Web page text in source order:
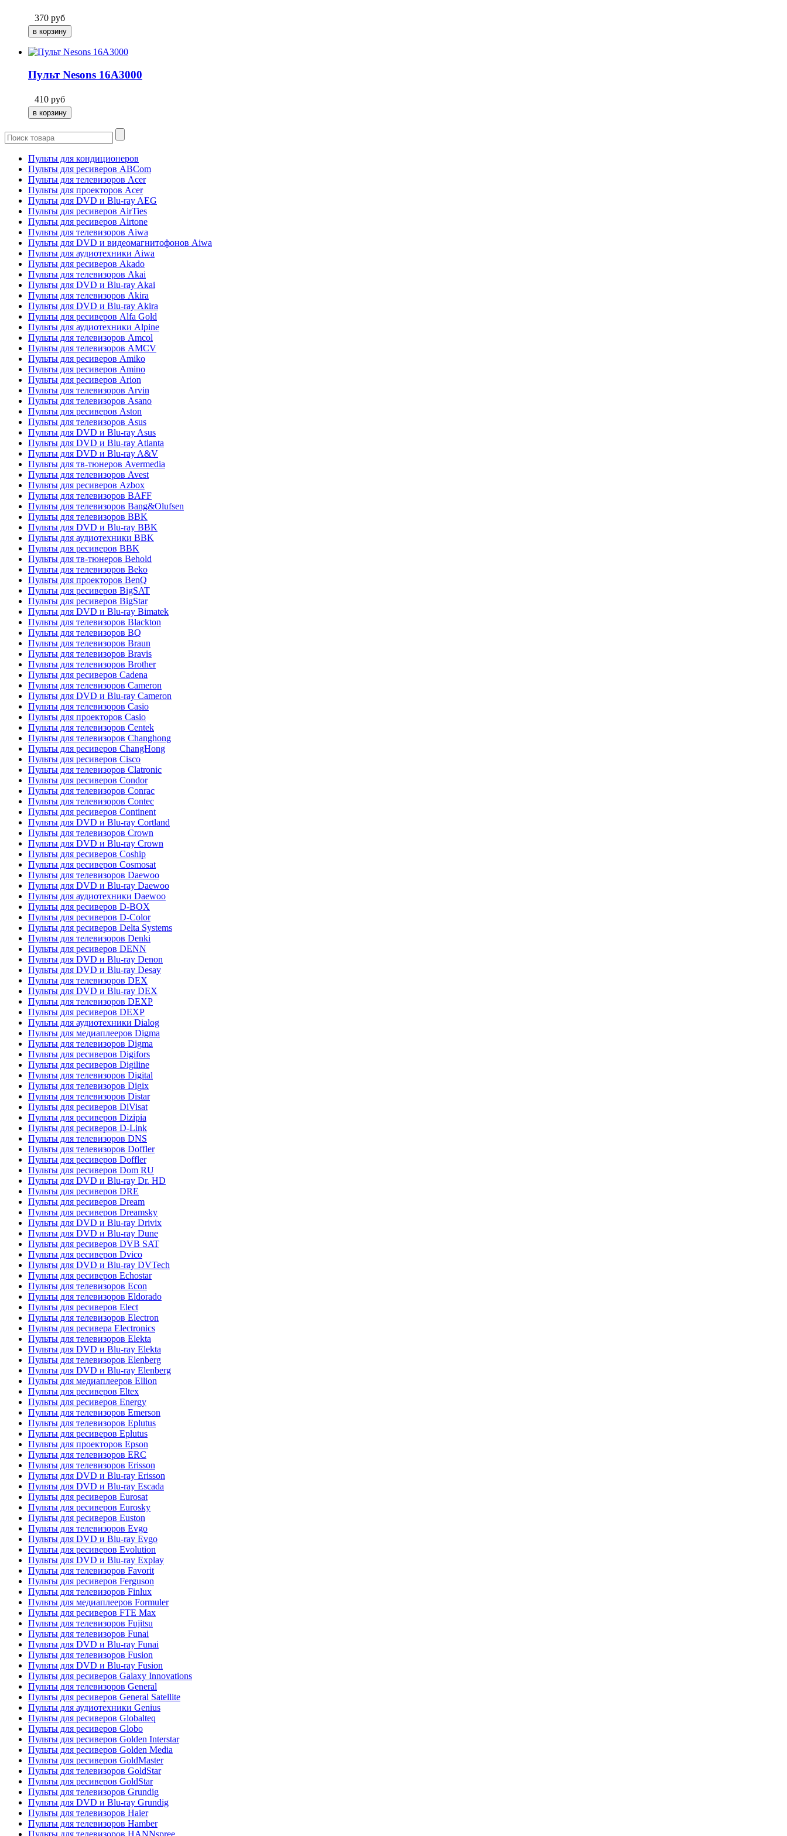
370 руб
Пульт Nesons 16A3000
410 руб
Пульты для кондиционеров
Пульты для ресиверов ABCom
Пульты для телевизоров Acer
Пульты для проекторов Acer
Пульты для DVD и Blu-ray AEG
Пульты для ресиверов AirTies
Пульты для ресиверов Airtone
Пульты для телевизоров Aiwa
Пульты для DVD и видеомагнитофонов Aiwa
Пульты для аудиотехники Aiwa
Пульты для ресиверов Akado
Пульты для телевизоров Akai
Пульты для DVD и Blu-ray Akai
Пульты для телевизоров Akira
Пульты для DVD и Blu-ray Akira
Пульты для ресиверов Alfa Gold
Пульты для аудиотехники Alpine
Пульты для телевизоров Amcol
Пульты для телевизоров AMCV
Пульты для ресиверов Amiko
Пульты для ресиверов Amino
Пульты для ресиверов Arion
Пульты для телевизоров Arvin
Пульты для телевизоров Asano
Пульты для ресиверов Aston
Пульты для телевизоров Asus
Пульты для DVD и Blu-ray Asus
Пульты для DVD и Blu-ray Atlanta
Пульты для DVD и Blu-ray A&V
Пульты для тв-тюнеров Avermedia
Пульты для телевизоров Avest
Пульты для ресиверов Azbox
Пульты для телевизоров BAFF
Пульты для телевизоров Bang&Olufsen
Пульты для телевизоров BBK
Пульты для DVD и Blu-ray BBK
Пульты для аудиотехники BBK
Пульты для ресиверов BBK
Пульты для тв-тюнеров Behold
Пульты для телевизоров Beko
Пульты для проекторов BenQ
Пульты для ресиверов BigSAT
Пульты для ресиверов BigStar
Пульты для DVD и Blu-ray Bimatek
Пульты для телевизоров Blackton
Пульты для телевизоров BQ
Пульты для телевизоров Braun
Пульты для телевизоров Bravis
Пульты для телевизоров Brother
Пульты для ресиверов Cadena
Пульты для телевизоров Cameron
Пульты для DVD и Blu-ray Cameron
Пульты для телевизоров Casio
Пульты для проекторов Casio
Пульты для телевизоров Centek
Пульты для телевизоров Changhong
Пульты для ресиверов ChangHong
Пульты для ресиверов Cisco
Пульты для телевизоров Clatronic
Пульты для ресиверов Condor
Пульты для телевизоров Conrac
Пульты для телевизоров Contec
Пульты для ресиверов Continent
Пульты для DVD и Blu-ray Cortland
Пульты для телевизоров Crown
Пульты для DVD и Blu-ray Crown
Пульты для ресиверов Coship
Пульты для ресиверов Cosmosat
Пульты для телевизоров Daewoo
Пульты для DVD и Blu-ray Daewoo
Пульты для аудиотехники Daewoo
Пульты для ресиверов D-BOX
Пульты для ресиверов D-Color
Пульты для ресиверов Delta Systems
Пульты для телевизоров Denki
Пульты для ресиверов DENN
Пульты для DVD и Blu-ray Denon
Пульты для DVD и Blu-ray Desay
Пульты для телевизоров DEX
Пульты для DVD и Blu-ray DEX
Пульты для телевизоров DEXP
Пульты для ресиверов DEXP
Пульты для аудиотехники Dialog
Пульты для медиаплееров Digma
Пульты для телевизоров Digma
Пульты для ресиверов Digifors
Пульты для ресиверов Digiline
Пульты для телевизоров Digital
Пульты для телевизоров Digix
Пульты для телевизоров Distar
Пульты для ресиверов DiVisat
Пульты для ресиверов Dizipia
Пульты для ресиверов D-Link
Пульты для телевизоров DNS
Пульты для телевизоров Doffler
Пульты для ресиверов Doffler
Пульты для ресиверов Dom RU
Пульты для DVD и Blu-ray Dr. HD
Пульты для ресиверов DRE
Пульты для ресиверов Dream
Пульты для ресиверов Dreamsky
Пульты для DVD и Blu-ray Drivix
Пульты для DVD и Blu-ray Dune
Пульты для ресиверов DVB SAT
Пульты для ресиверов Dvico
Пульты для DVD и Blu-ray DVTech
Пульты для ресиверов Echostar
Пульты для телевизоров Econ
Пульты для телевизоров Eldorado
Пульты для ресиверов Elect
Пульты для телевизоров Electron
Пульты для ресивера Electronics
Пульты для телевизоров Elekta
Пульты для DVD и Blu-ray Elekta
Пульты для телевизоров Elenberg
Пульты для DVD и Blu-ray Elenberg
Пульты для медиаплееров Ellion
Пульты для ресиверов Eltex
Пульты для ресиверов Energy
Пульты для телевизоров Emerson
Пульты для телевизоров Eplutus
Пульты для ресиверов Eplutus
Пульты для проекторов Epson
Пульты для телевизоров ERC
Пульты для телевизоров Erisson
Пульты для DVD и Blu-ray Erisson
Пульты для DVD и Blu-ray Escada
Пульты для ресиверов Eurosat
Пульты для ресиверов Eurosky
Пульты для ресиверов Euston
Пульты для телевизоров Evgo
Пульты для DVD и Blu-ray Evgo
Пульты для ресиверов Evolution
Пульты для DVD и Blu-ray Explay
Пульты для телевизоров Favorit
Пульты для ресиверов Ferguson
Пульты для телевизоров Finlux
Пульты для медиаплееров Formuler
Пульты для ресиверов FTE Max
Пульты для телевизоров Fujitsu
Пульты для телевизоров Funai
Пульты для DVD и Blu-ray Funai
Пульты для телевизоров Fusion
Пульты для DVD и Blu-ray Fusion
Пульты для ресиверов Galaxy Innovations
Пульты для телевизоров General
Пульты для ресиверов General Satellite
Пульты для аудиотехники Genius
Пульты для ресиверов Globalteq
Пульты для ресиверов Globo
Пульты для ресиверов Golden Interstar
Пульты для ресиверов Golden Media
Пульты для ресиверов GoldMaster
Пульты для телевизоров GoldStar
Пульты для ресиверов GoldStar
Пульты для телевизоров Grundig
Пульты для DVD и Blu-ray Grundig
Пульты для телевизоров Haier
Пульты для телевизоров Hamber
Пульты для телевизоров HANNspree